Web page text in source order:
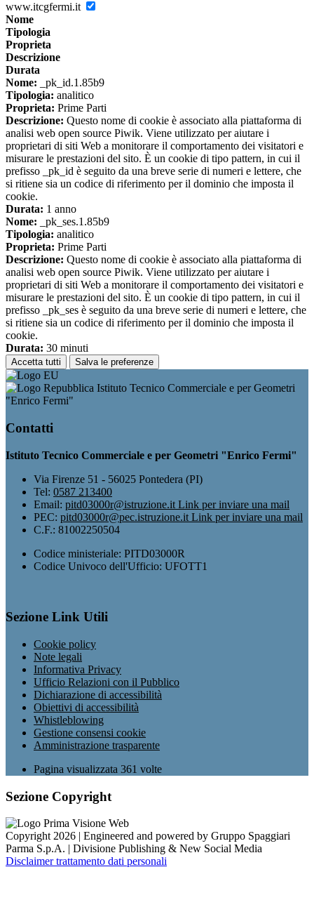
www.itcgfermi.it
Nome
Tipologia
Proprieta
Descrizione
Durata
Nome: _pk_id.1.85b9
Tipologia: analitico
Proprieta: Prime Parti
Descrizione: Questo nome di cookie è associato alla piattaforma di
analisi web open source Piwik. Viene utilizzato per aiutare i
proprietari di siti Web a monitorare il comportamento dei visitatori e
misurare le prestazioni del sito. È un cookie di tipo pattern, in cui il
prefisso _pk_id è seguito da una breve serie di numeri e lettere, che
si ritiene sia un codice di riferimento per il dominio che imposta il
cookie.
Durata: 1 anno
Nome: _pk_ses.1.85b9
Tipologia: analitico
Proprieta: Prime Parti
Descrizione: Questo nome di cookie è associato alla piattaforma di
analisi web open source Piwik. Viene utilizzato per aiutare i
proprietari di siti Web a monitorare il comportamento dei visitatori e
misurare le prestazioni del sito. È un cookie di tipo pattern, in cui il
prefisso _pk_ses è seguito da una breve serie di numeri e lettere, che
si ritiene sia un codice di riferimento per il dominio che imposta il
cookie.
Durata: 30 minuti
Accetta tutti Salva le preferenze
Istituto Tecnico Commerciale e per Geometri
"Enrico Fermi"
Contatti
Istituto Tecnico Commerciale e per Geometri "Enrico Fermi"
Via Firenze 51 - 56025 Pontedera (PI)
Tel: 0587 213400
Email: pitd03000r@istruzione.it Link per inviare una mail
PEC: pitd03000r@pec.istruzione.it Link per inviare una mail
C.F.: 81002250504
Codice ministeriale: PITD03000R
Codice Univoco dell'Ufficio: UFOTT1
Sezione Link Utili
Cookie policy
Note legali
Informativa Privacy
Ufficio Relazioni con il Pubblico
Dichiarazione di accessibilità
Obiettivi di accessibilità
Whistleblowing
Gestione consensi cookie
Amministrazione trasparente
Pagina visualizzata 361 volte
Sezione Copyright
Copyright 2026 | Engineered and powered by Gruppo Spaggiari
Parma S.p.A. | Divisione Publishing & New Social Media
Disclaimer trattamento dati personali